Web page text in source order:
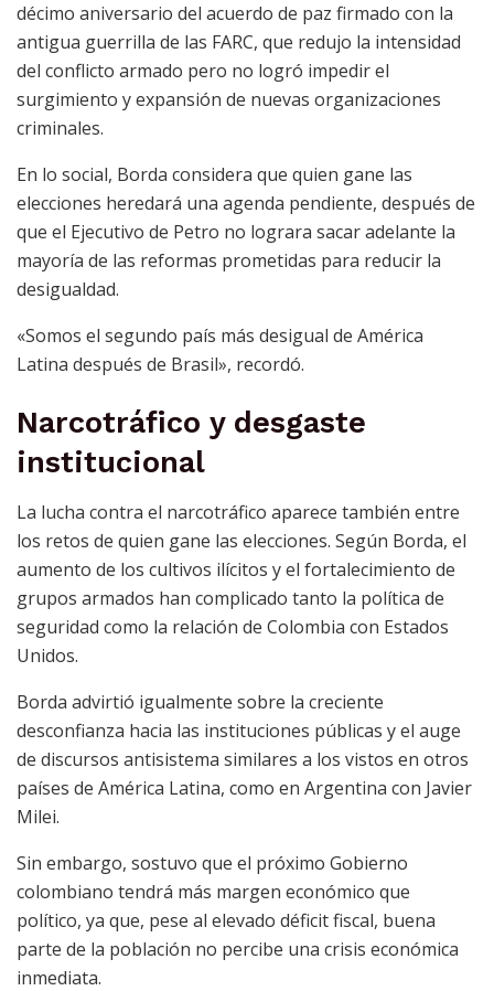
décimo aniversario del acuerdo de paz firmado con la
antigua guerrilla de las FARC, que redujo la intensidad
del conflicto armado pero no logró impedir el
surgimiento y expansión de nuevas organizaciones
criminales.
En lo social, Borda considera que quien gane las
elecciones heredará una agenda pendiente, después de
que el Ejecutivo de Petro no lograra sacar adelante la
mayoría de las reformas prometidas para reducir la
desigualdad.
«Somos el segundo país más desigual de América
Latina después de Brasil», recordó.
Narcotráfico y desgaste
institucional
La lucha contra el narcotráfico aparece también entre
los retos de quien gane las elecciones. Según Borda, el
aumento de los cultivos ilícitos y el fortalecimiento de
grupos armados han complicado tanto la política de
seguridad como la relación de Colombia con Estados
Unidos.
Borda advirtió igualmente sobre la creciente
desconfianza hacia las instituciones públicas y el auge
de discursos antisistema similares a los vistos en otros
países de América Latina, como en Argentina con Javier
Milei.
Sin embargo, sostuvo que el próximo Gobierno
colombiano tendrá más margen económico que
político, ya que, pese al elevado déficit fiscal, buena
parte de la población no percibe una crisis económica
inmediata.